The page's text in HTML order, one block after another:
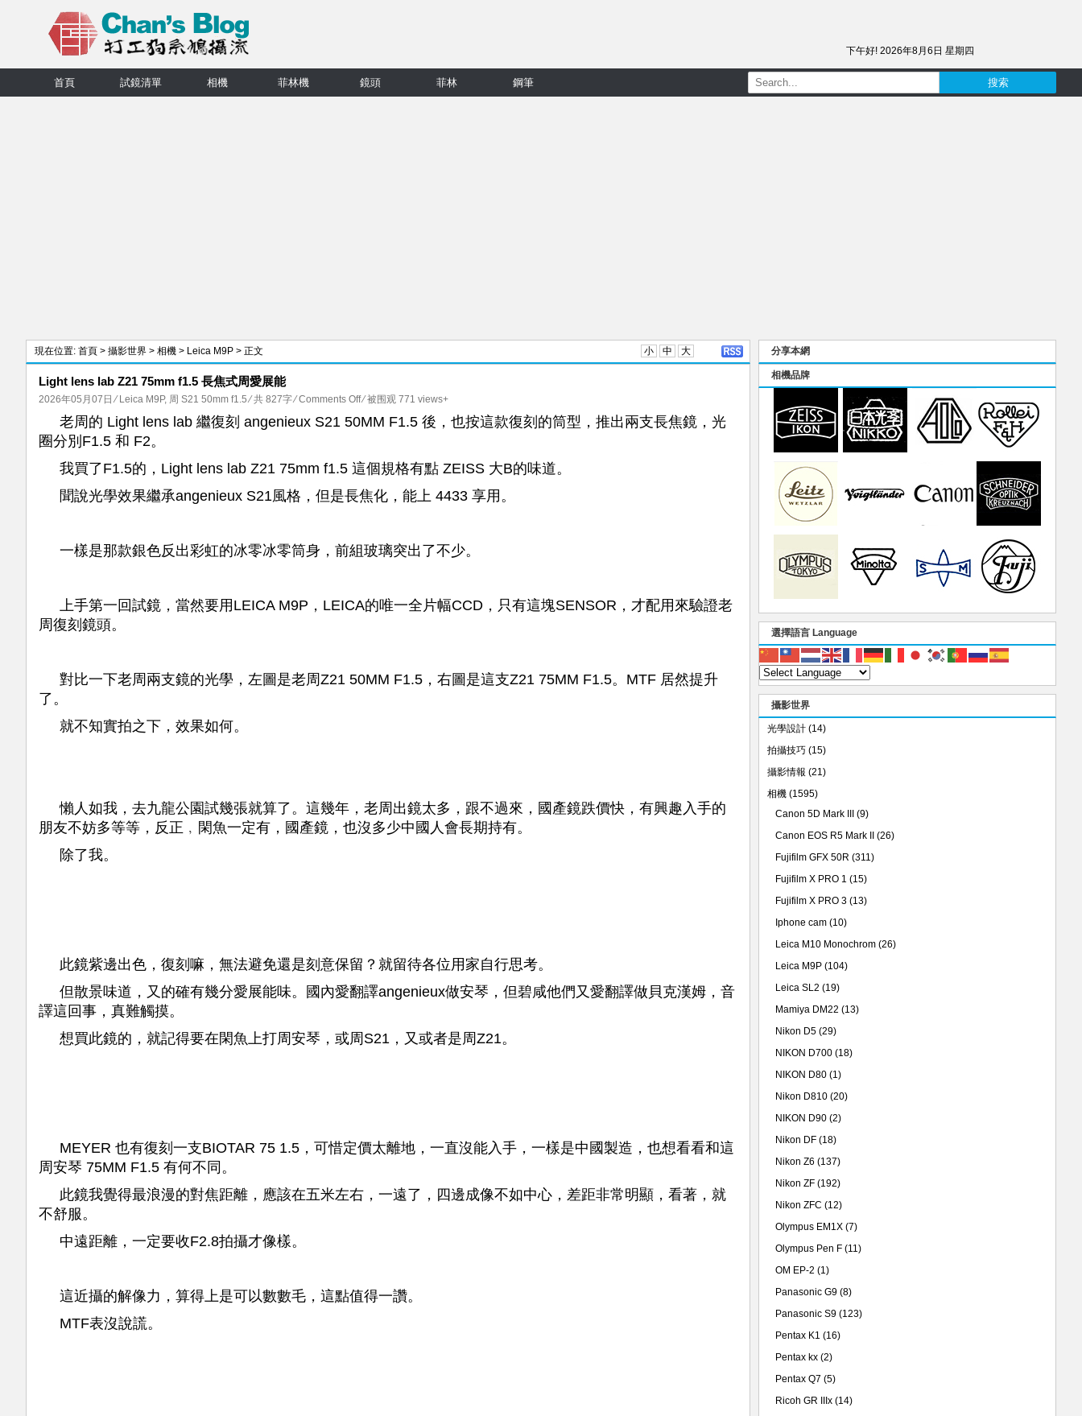
下午好! 2026年8月6日 星期四
首頁 試鏡清單 相機 菲林機 鏡頭 菲林 鋼筆
現在位置: 首頁 > 攝影世界 > 相機 > Leica M9P > 正文 小 中 大
Light lens lab Z21 75mm f1.5 長焦式周愛展能
2026年05月07日 ⁄ Leica M9P, 周 S21 50mm f1.5⁄ 共 827字⁄Comments Offon
Light
Z21
75mm
f1.5
式
展
⁄ 被围观 771 views+
老周的 Light lens lab 繼復刻 angenieux S21 50MM F1.5 後，也按這款復刻的筒型，推出兩支長焦鏡，光
圈分別F1.5 和 F2。
我買了F1.5的，Light lens lab Z21 75mm f1.5 這個規格有點 ZEISS 大B的味道。
聞說光學效果繼承angenieux S21風格，但是長焦化，能上 4433 享用。
一樣是那款銀色反出彩虹的冰零冰零筒身，前組玻璃突出了不少。
上手第一回試鏡，當然要用LEICA M9P，LEICA的唯一全片幅CCD，只有這塊SENSOR，才配用來驗證老
周復刻鏡頭。
對比一下老周兩支鏡的光學，左圖是老周Z21 50MM F1.5，右圖是這支Z21 75MM F1.5。MTF 居然提升
了。
就不知實拍之下，效果如何。
懶人如我，去九龍公園試幾張就算了。這幾年，老周出鏡太多，跟不過來，國產鏡跌價快，有興趣入手的
朋友不妨多等等，反正﹐閑魚一定有，國產鏡，也沒多少中國人會長期持有。
除了我。
此鏡紫邊出色，復刻嘛，無法避免還是刻意保留？就留待各位用家自行思考。
但散景味道，又的確有幾分愛展能味。國內愛翻譯angenieux做安琴，但碧咸他們又愛翻譯做貝克漢姆，音
譯這回事，真難觸摸。
想買此鏡的，就記得要在閑魚上打周安琴，或周S21，又或者是周Z21。
MEYER 也有復刻一支BIOTAR 75 1.5，可惜定價太離地，一直沒能入手，一樣是中國製造，也想看看和這
周安琴 75MM F1.5 有何不同。
此鏡我覺得最浪漫的對焦距離，應該在五米左右，一遠了，四邊成像不如中心，差距非常明顯，看著，就
不舒服。
中遠距離，一定要收F2.8拍攝才像樣。
這近攝的解像力，算得上是可以數數毛，這點值得一讚。
MTF表沒說謊。
分享本網
相機品牌
選擇語言 Language
攝影世界
光學設計 (14)
拍攝技巧 (15)
攝影情報 (21)
相機 (1595)
Canon 5D Mark III
(9)
Canon EOS R5 Mark II
(26)
Fujifilm GFX 50R (311)
Fujifilm X PRO 1 (15)
Fujifilm X PRO 3 (13)
Iphone cam (10)
Leica M10 Monochrom (26)
Leica M9P (104)
Leica SL2 (19)
Mamiya DM22 (13)
Nikon D5 (29)
NIKON D700 (18)
NIKON D80 (1)
Nikon D810 (20)
NIKON D90 (2)
Nikon DF (18)
Nikon Z6 (137)
Nikon ZF (192)
Nikon ZFC (12)
Olympus EM1X (7)
Olympus Pen F (11)
OM EP-2 (1)
Panasonic G9 (8)
Panasonic S9 (123)
Pentax K1 (16)
Pentax kx (2)
Pentax Q7 (5)
Ricoh GR IIIx (14)